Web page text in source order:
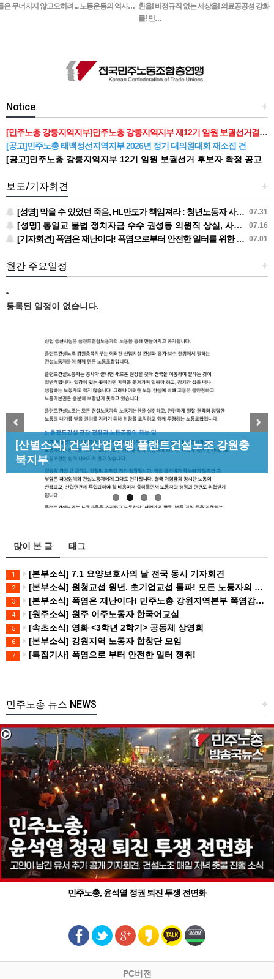
은 무너지지 않고오히려 ... 노동운동의 역사… 환을! 비정규직 없는 세상을! 의료공공성 강화
를! 민…
+
Notice
[민주노총 강릉지역지부]민주노총 강릉지역지부 제12기 임원 보궐선거결과 공고
[공고]민주노총 태백정선지역지부 2026년 정기 대의원대회 재소집 건
[공고]민주노총 강릉지역지부 12기 임원 보궐선거 후보자 확정 공고
+
보도/기자회견
07.31
[성명] 막을 수 있었던 죽음, HL만도가 책임져라 : 청년노동자 사망사고의 철저한 진상규명과 재발방지 대책 마련하라
07.16
[성명] 통일교 불법 정치자금 수수 권성동 의원직 상실, 사필귀정이다
07.01
[기자회견] 폭염은 재난이다! 폭염으로부터 안전한 일터를 위한 민주노총 강원지역본부 폭염감시단 선포 기자회견
+
월간 주요일정
등록된 일정이 없습니다.
[성명] 막을 수 있었던 죽음, HL만도가 책임져라 :
청년노동자 사망사고의 철저한 진상규…
[산별소식] 건설산업연맹 플랜트건설노조 강원충
북지부
[조합원☆인터뷰] 서비스연맹 전국학교비정규직노
동조합 강원지부 김유미 춘천지회장
[강릉,속초,원주,춘천] 폭염감시단 사업 이모저모
Previous
많이 본 글 태그
1 [본부소식] 7.1 요양보호사의 날 전국 동시 기자회견
2 [본부소식] 원청교섭 원년. 초기업교섭 돌파! 모든 노동자의 노동기본권 쟁취! 민주노총 7.15 총파업대회
3 [본부소식] 폭염은 재난이다! 민주노총 강원지역본부 폭염감시단 선포 기자회견
4 [원주소식] 원주 이주노동자 한국어교실
5 [속초소식] 영화 <3학년 2학기> 공동체 상영회
6 [본부소식] 강원지역 노동자 합창단 모임
7 [특집기사] 폭염으로 부터 안전한 일터 쟁취!
+
민주노총 뉴스 NEWS
민주노총, 윤석열 정권 퇴진 투쟁 전면화
PC버전